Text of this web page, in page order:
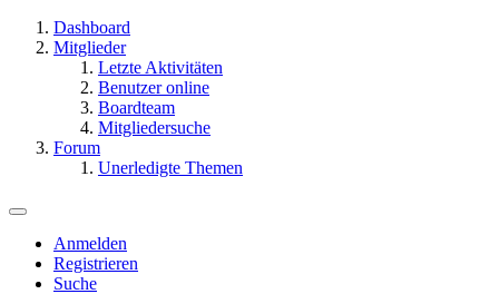
Dashboard
Mitglieder
Letzte Aktivitäten
Benutzer online
Boardteam
Mitgliedersuche
Forum
Unerledigte Themen
Anmelden
Registrieren
Suche